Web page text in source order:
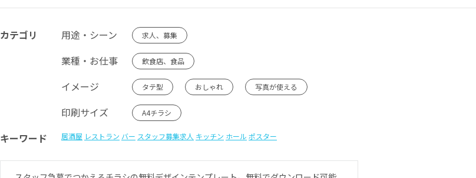
カテゴリ 用途・シーン 求人、募集
業種・お仕事 飲食店、食品
イメージ タテ型 おしゃれ 写真が使える
印刷サイズ A4チラシ
キーワード 居酒屋 レストラン バー スタッフ募集求人 キッチン ホール ポスター